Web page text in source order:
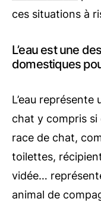
ces situations à
L’eau est une
domestiques
L’eau
chat y compris si
race de chat,
toilettes,
vidée…
animal de